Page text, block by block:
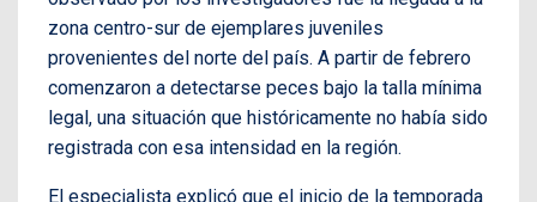
zona centro-sur de ejemplares juveniles
provenientes del norte del país. A partir de febrero
comenzaron a detectarse peces bajo la talla mínima
legal, una situación que históricamente no había sido
registrada con esa intensidad en la región.
El especialista explicó que el inicio de la temporada